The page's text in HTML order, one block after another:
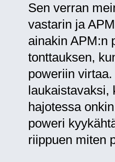
Sen verran
vastarin ja
ainakin APM:n
tonttauksen,
poweriin
laukaistavaksi,
hajotessa
poweri
riippuen miten